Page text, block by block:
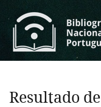
Resultado